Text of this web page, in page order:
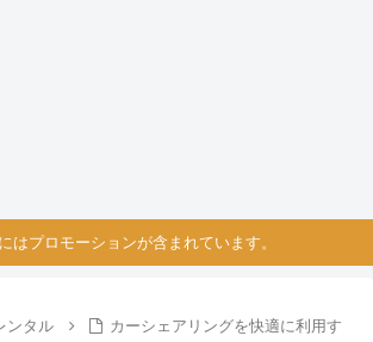
はプロモーションが含まれています。
ンタル
カーシェアリングを快適に利用す